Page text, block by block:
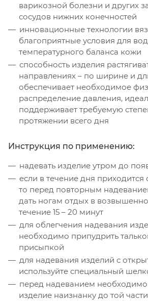
варикозной болезни и других
сосудов нижних конечностей
инновационные технологии
благоприятные условия для
температурного баланса кожи
способность изделия
направлениях – по ширине и
обеспечивает необходимое
распределение давления,
поддерживает требуемую
протяжении всего дня
Инструкция по применению:
надевать изделие утром до
если в течение дня приходится
то перед повторным
дать ногам отдых в
течение 15 – 20 минут
для облегчения надевания
необходимо припудрить
присыпкой
для надевания изделий с
используйте специальный
перед надеванием необходимо
изделие наизнанку до той